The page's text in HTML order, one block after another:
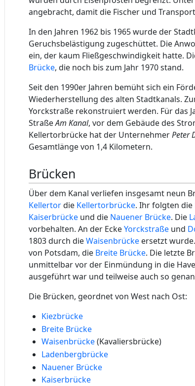
angebracht, damit die Fischer und
In den Jahren 1962 bis 1965 wurde der
Geruchsbelästigung zugeschüttet. Die
ein, der kaum Fließgeschwindigkeit hatte.
Brücke, die noch bis zum Jahr 1970 stand.
Seit den 1990er Jahren bemüht sich ein
Wiederherstellung des alten Stadtkanals.
Yorckstraße rekonstruiert werden. Für das
StraßeAm Kanal, vor dem Gebäude des
Kellertorbrücke hat der UnternehmerPeter
Gesamtlänge von 1,4 Kilometern.
Brücken
Über dem Kanal verliefen insgesamt neun
Kellertordie Kellertorbrücke. Ihr folgten die
Kaiserbrücke und die Nauener Brücke. Die
vorbehalten. An der EckeYorckstraße und
1803 durch dieWaisenbrücke ersetzt
von Potsdam, die Breite Brücke. Die letzte
unmittelbar vor der Einmündung in die
ausgeführt war und teilweise auch so
Die Brücken, geordnet von West nach Ost:
Kiezbrücke
Breite Brücke
Waisenbrücke(Kavaliersbrücke)
Ladenbergbrücke
Nauener Brücke
Kaiserbrücke